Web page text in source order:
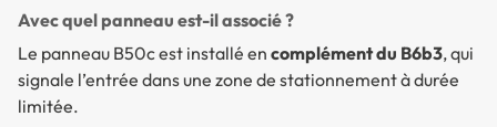
Avec quel panneau est-il associé ?
Le panneau B50c est installé en complément du B6b3, qui
signale l’entrée dans une zone de stationnement à durée
limitée.